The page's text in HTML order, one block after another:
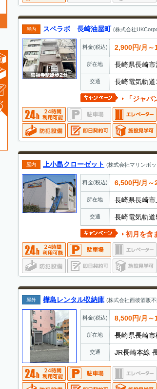
屋内 スペラボ 長崎油屋町 (株式会社
料金(税込) 2,900円/月～
所在地 長崎県長崎
交通 長崎電気軌
「ジャパント
屋内 上小島クローゼット (株式会社マリンボ
料金(税込) 6,500円/月～
所在地 長崎県長崎
交通 長崎電気軌
初月を含
屋外 樺島レンタル収納庫 (株式会社西彼酒販
料金(税込) 8,500円/月～
所在地 長崎県長崎
交通 JR長崎本線